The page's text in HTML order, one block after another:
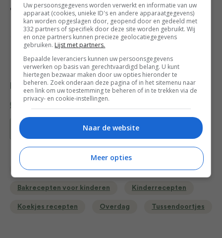
en knapperig.
Credits Recepten Yvette van Boven Fotografie Oof
Verschuren
Deel dit recept
Bewaar recept
Bakken Bakrecepten
Bakrecepten voor kinderen Kinderrecepten
Koekjes recepten Overdag Tussendoortjes
Uw persoonsgegevens worden verwerkt en informatie van uw
apparaat (cookies, unieke ID's en andere apparaatgegevens)
kan worden opgeslagen door, geopend door en gedeeld met
332 partners of specifiek door deze site worden gebruikt. Wij
en onze partners kunnen precieze geolocatiegegevens
gebruiken. Lijst met partners.
Bepaalde leveranciers kunnen uw persoonsgegevens
verwerken op basis van gerechtvaardigd belang. U kunt
hiertegen bezwaar maken door uw opties hieronder te
beheren. Zoek onderaan deze pagina of in het sitemenu naar
een link om uw toestemming te beheren of in te trekken via de
privacy- en cookie-instellingen.
Naar de website
Meer opties